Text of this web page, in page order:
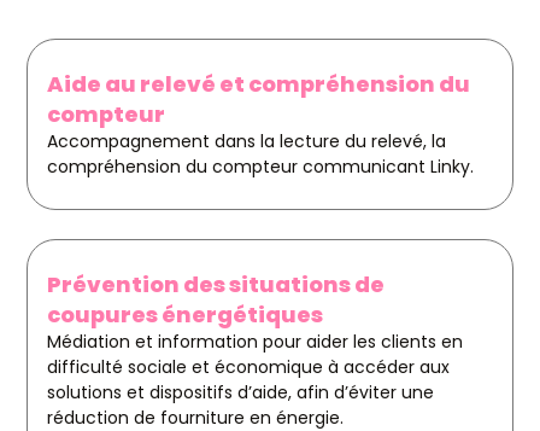
Aide au relevé et compréhension du
compteur
Accompagnement dans la lecture du relevé, la
compréhension du compteur communicant Linky.
Prévention des situations de
coupures énergétiques
Médiation et information pour aider les clients en
difficulté sociale et économique à accéder aux
solutions et dispositifs d’aide, afin d’éviter une
réduction de fourniture en énergie.